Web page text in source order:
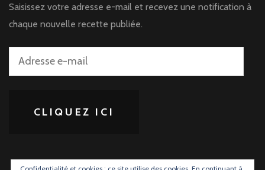
Saisissez votre adresse e-mail et recevez une notification à
chaque nouvelle recette publiée.
Adresse
CLIQUEZ ICI